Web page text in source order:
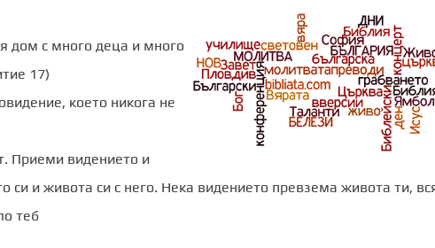
дом с много деца и много
17)
което никога не
Приеми видението и
си и живота си с него. Нека видението превзема живота ти,
теб